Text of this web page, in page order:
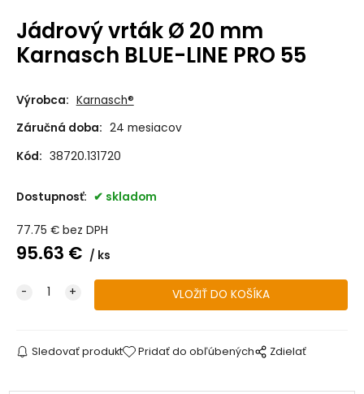
Jádrový vrták Ø 20 mm
Karnasch BLUE-LINE PRO 55
Výrobca: Karnasch®
Záručná doba: 24 mesiacov
Kód: 38720.131720
Dostupnosť: skladom
77.75 € bez DPH
95.63 € ks
Sledovať produkt Pridať do obľúbených Zdielať